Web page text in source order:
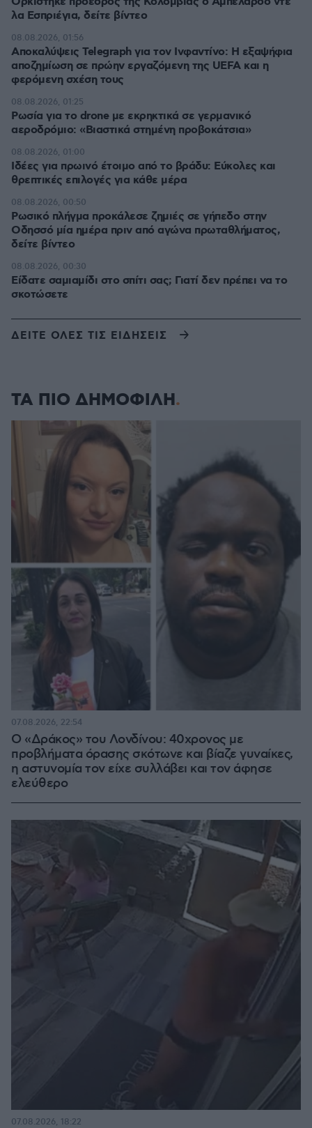
λα Εσπριέγια, δείτε βίντεο
Αποκαλύψεις Telegraph για τον Ινφαντίνο: Η εξαψήφια
αποζημίωση σε πρώην εργαζόμενη της UEFA και η
φερόμενη σχέση τους
08.08.2026, 01:56
Ρωσία για το drone με εκρηκτικά σε γερμανικό
αεροδρόμιο: «Βιαστικά στημένη προβοκάτσια»
08.08.2026, 01:25
Ιδέες για πρωινό έτοιμο από το βράδυ: Εύκολες και
θρεπτικές επιλογές για κάθε μέρα
08.08.2026, 01:00
Ρωσικό πλήγμα προκάλεσε ζημιές σε γήπεδο στην
Οδησσό μία ημέρα πριν από αγώνα πρωταθλήματος,
δείτε βίντεο
08.08.2026, 00:50
Είδατε σαμιαμίδι στο σπίτι σας; Γιατί δεν πρέπει να το
σκοτώσετε
08.08.2026, 00:30
ΔΕΙΤΕ ΟΛΕΣ ΤΙΣ ΕΙΔΗΣΕΙΣ
ΤΑ ΠΙΟ ΔΗΜΟΦΙΛΗ
Ο «Δράκος» του Λονδίνου: 40χρονος με
προβλήματα όρασης σκότωνε και βίαζε γυναίκες,
η αστυνομία τον είχε συλλάβει και τον άφησε
ελεύθερο
07.08.2026, 22:54
07.08.2026, 18:22